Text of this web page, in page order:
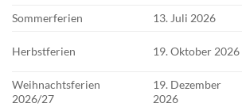
Sommerferien
13. Juli 2026
Herbstferien 19. Oktober 2026
Weihnachtsferien
2026/27
19. Dezember
2026